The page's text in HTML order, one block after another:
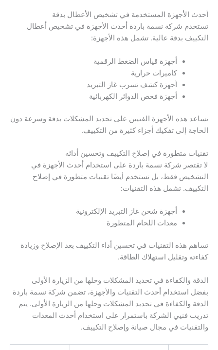
أحدث الأجهزة المستخدمة في تشخيص الأعطال بدقة
تستخدم شركة نسمة باردة أحدث الأجهزة في تشخيص أعطال
التكييف بدقة عالية. تشمل هذه الأجهزة:
أجهزة قياس الضغط الرقمية
كاميرات حرارية
أجهزة كشف تسرب غاز التبريد
أجهزة فحص الدوائر الكهربائية
تساعد هذه الأجهزة الفنيين على تحديد المشكلات بدقة وسرعة دون
الحاجة إلى تفكيك أجزاء كثيرة من التكييف.
تقنيات متطورة في إصلاح التكييف وتحسين أدائه
لا تقتصر شركة نسمة باردة على استخدام أحدث الأجهزة في
التشخيص فقط، بل تستخدم أيضًا تقنيات متطورة في إصلاح
التكييف. تشمل هذه التقنيات:
أجهزة شحن غاز التبريد الإلكترونية
معدات اللحام المتطورة
تساهم هذه التقنيات في تحسين أداء التكييف بعد الإصلاح وزيادة
كفاءته وتقليل استهلاك الطاقة.
الدقة والكفاءة في تحديد المشكلات وحلها من الزيارة الأولى
بفضل استخدام أحدث التقنيات والأجهزة، تضمن شركة نسمة باردة
الدقة والكفاءة في تحديد المشكلات وحلها من الزيارة الأولى. يتم
تدريب فنيي الشركة باستمرار على استخدام أحدث المعدات
والتقنيات في مجال صيانة وإصلاح التكييف.